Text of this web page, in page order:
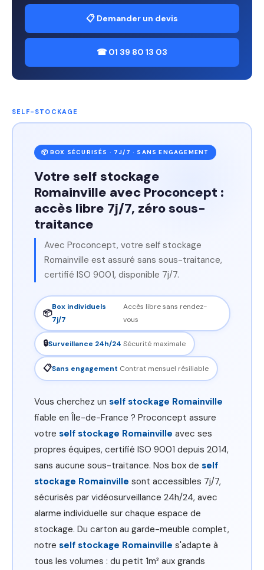
📋 Demander un devis
☎ 01 39 80 13 03
SELF-STOCKAGE
📦 BOX SÉCURISÉS · 7J/7 · SANS ENGAGEMENT
Votre self stockage
Romainville avec Proconcept :
accès libre 7j/7, zéro sous-
traitance
Avec Proconcept, votre self stockage
Romainville est assuré sans sous-traitance,
certifié ISO 9001, disponible 7j/7.
📦
Box individuels
7j/7
Accès libre sans rendez-
vous
🔒Surveillance 24h/24 Sécurité maximale
📋Sans engagement Contrat mensuel résiliable
Vous cherchez un self stockage Romainville
fiable en Île-de-France ? Proconcept assure
votre self stockage Romainville avec ses
propres équipes, certifié ISO 9001 depuis 2014,
sans aucune sous-traitance. Nos box de self
stockage Romainville sont accessibles 7j/7,
sécurisés par vidéosurveillance 24h/24, avec
alarme individuelle sur chaque espace de
stockage. Du carton au garde-meuble complet,
notre self stockage Romainville s'adapte à
tous les volumes : du petit 1m² aux grands